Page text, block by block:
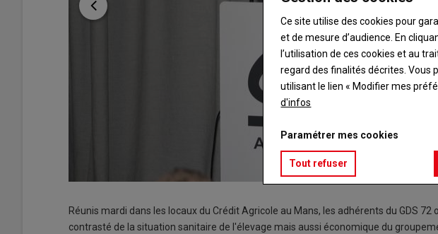
Réunis mardi dans les locaux du Crédit Agricole au Mans, les adhérents du GDS
contrasté de la situation sanitaire de l'élevage mais aussi économique du
Ce site utilise des cookies pour
et de mesure d’audience. En
l’utilisation de ces cookies et au
regard des finalités décrites. Vous
utilisant le lien « Modifier mes
d'infos
Paramétrer mes cookies
Tout refuser